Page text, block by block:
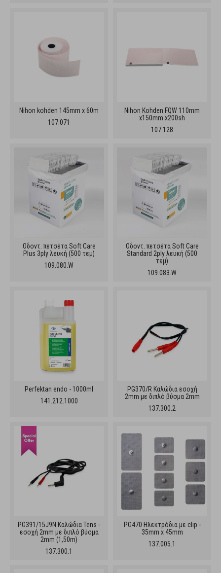
Nihon kohden 145mm x 60m
107.071
Nihon Kohden FQW 110mm
x150mm x200sh
107.128
Oδοντ. πετσέτα Soft Care
Plus 3ply λευκή (500 τεμ)
109.080.W
Oδοντ. πετσέτα Soft Care
Standard 2ply λευκή (500
τεμ)
109.083.W
Perfektan endo - 1000ml
141.212.1000
PG370/R Καλώδια εσοχή
2mm με διπλό βύσμα 2mm
137.300.2
PG391/15J9N Καλώδια Tens -
εσοχή 2mm με διπλό βύσμα
2mm (1,50m)
137.300.1
PG470 Ηλεκτρόδια με clip -
35mm x 45mm
137.005.1